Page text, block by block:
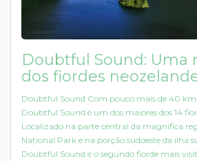
Doubtful Sound: Uma
dos fiordes
Doubtful Sound Com pouco mais de 40 km
Doubtful Sound é um dos maiores dos 14
Localizado na parte central da magnífica
National Park e na porção sudoeste da ilha
Doubtful Sound é o segundo fiorde mais